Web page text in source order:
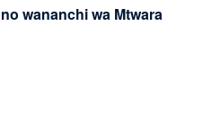
wananchi wa Mtwara